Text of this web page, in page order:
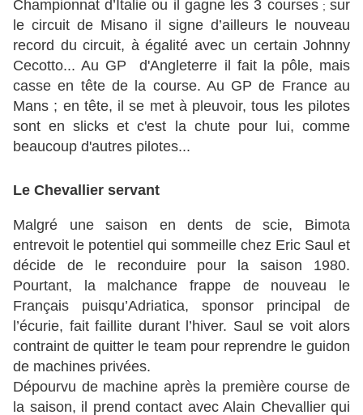
Championnat d’Italie ou il gagne les 3 courses;sur
le circuit de Misano il signe d’ailleurs le nouveau
record du circuit, à égalité avec un certain Johnny
Cecotto... Au GP d'Angleterre il fait la pôle, mais
casse en tête de la course. Au GP de France au
Mans ; en tête, il se met à pleuvoir, tous les pilotes
sont en slicks et c'est la chute pour lui, comme
beaucoup d'autres pilotes...
Le Chevallier servant
Malgré une saison en dents de scie, Bimota
entrevoit le potentiel qui sommeille chez Eric Saul et
décide de le reconduire pour la saison 1980.
Pourtant, la malchance frappe de nouveau le
Français puisqu’Adriatica, sponsor principal de
l’écurie, fait faillite durant l’hiver. Saul se voit alors
contraint de quitter le team pour reprendre le guidon
de machines privées.
Dépourvu de machine après la première course de
la saison, il prend contact avec Alain Chevallier qui